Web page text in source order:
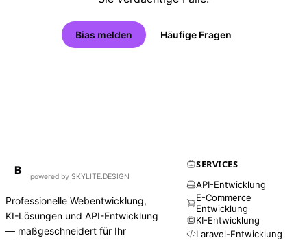
Bias melden Häufige Fragen
B powered by SKYLITE.DESIGN
Professionelle Webentwicklung,
KI-Lösungen und API-Entwicklung
— maßgeschneidert für Ihr
SERVICES
API-Entwicklung
E-Commerce
Entwicklung
KI-Entwicklung
Laravel-Entwicklung